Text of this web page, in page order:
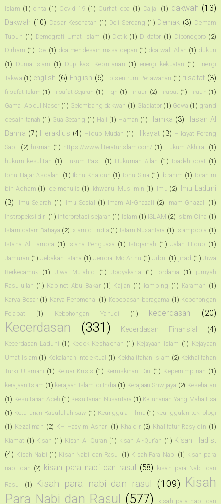
Islam (1) cinta (1) Covid 19 (1) Curhat doa (1) Dajjal (1) dakwah (13)
Dakwah (10) Dasar Kesehatan (1) Deli Serdang (1) Demak (3) Demam
Tubuh (1) Demografi Umat Islam (1) Detik (1) Diktator (1) Diponegoro (2)
Dirham (1) Doa (1) doa mendesain masa depan (1) doa wali Allah (1) dukun
(1) Dunia Islam (1) Duplikasi Kebrilianan (1) energi kekuatan (1) Energi
Takwa (1) english (6) English (6) Episentrum Perlawanan (1) filsafat (3)
filsafat Islam (1) Filsafat Sejarah (1) Fiqh (1) Fir'aun (2) Firasat (1) Firaun (1)
Gamal Abdul Naser (1) Gelombang dakwah (1) Gladiator (1) Gowa (1) grand
desain tanah (1) Gua Secang (1) Haji (1) Haman (1) Hamka (3) Hasan Al
Banna (7) Heraklius (4) Hidup Mudah (1) Hikayat (3) Hikayat Perang
Sabil
(2) hikmah (1) https://www.literaturislam.com/ (1) Hukum Akhirat (1)
hukum kesulitan (1) Hukum Pasti (1) Hukuman Allah (1) Ibadah obat (1)
Ibnu Hajar Asqalani (1) Ibnu Khaldun (1) Ibnu Sina (1) Ibrahim (1) Ibrahim
bin Adham (1) ide menulis (1) Ikhwanul Muslimin (1) ilmu (2)
Ilmu Laduni
(3) Ilmu Sejarah (1) Ilmu Sosial (1) Imam Al-Ghazali (2) imam Ghazali (1)
Instropeksi diri (1) interpretasi sejarah (1) Islam (1) ISLAM (2) Islam Cina (1)
Islam dalam Bahaya (2) Islam di India (1) Islam Nusantara (1) Islampobia (1)
Istana Al-Hambra (1) Istana Penguasa (1) Istiqamah (1) Jalan Hidup (1)
Jamuran (1) Jebakan Istana (1) Jendral Mc Arthu (1) Jibril (1) jihad (1) Jiwa
Berkecamuk
(1) Jiwa Mujahid (1) Jogyakarta (1) jordania (1)
jurriyah
Rasulullah (1) Kabinet Abu Bakar (1) Kajian (1) kambing (1) Karamah (1)
Karya Besar (1) Karya Fenomenal (1) Kebebasan beragama (1) Kebohongan
Pejabat
(1) Kebohongan Yahudi (1) kecerdasan (20)
Kecerdasan (331) Kecerdasan Finansial (4)
Kecerdasan Laduni (1) Kedok Keshalehan (1) Kejayaan Islam (1) Kejayaan
Umat Islam (1) Kekalahan Intelektual (1) Kekhalifahan Islam (2) Kekhalifahan
Turki Utsmani (1) Keluar Krisis (1) Kemiskinan Diri (1) Kepemimpinan (1)
kerajaan Islam (1) kerajaan Islam di India (1) Kerajaan Sriwijaya (2) Kesehatan
(1) Kesultanan Aceh (1) Kesultanan Nusantara (1) Ketuhanan Yang Maha Esa
(1) Keturunan Rasulullah saw (1) Keunggulan ilmu (1) keunggulan teknologi
(1) Kezaliman (2) KH Hasyim Ashari (1) Khaidir (2) Khalifatur Rasyidin (1)
Kiamat (1) Kisah (1) Kisah Al Quran (1) kisah Al-Qur'an (1) Kisah Hadist
(4) Kisah Nabi (1) Kisah Nabi dan Rasul (1) Kisah Para Nabi (1) kisah para
nabi dan (2) kisah para nabi dan rasul (58) kisah para Nabi dan
Rasul (1) Kisah para nabi dan rasul (109) Kisah
Para Nabi dan Rasul (577)
kisah para nabi dan